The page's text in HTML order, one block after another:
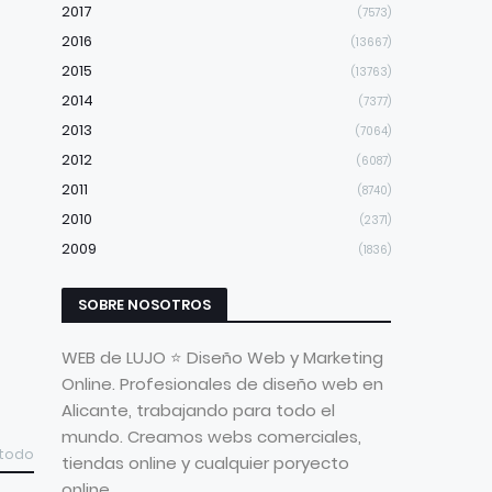
2017 (7573)
2016 (13667)
2015 (13763)
2014 (7377)
2013 (7064)
2012 (6087)
2011 (8740)
2010 (2371)
2009 (1836)
SOBRE NOSOTROS
WEB de LUJO ⭐ Diseño Web y Marketing
Online. Profesionales de diseño web en
Alicante, trabajando para todo el
mundo. Creamos webs comerciales,
tiendas online y cualquier poryecto